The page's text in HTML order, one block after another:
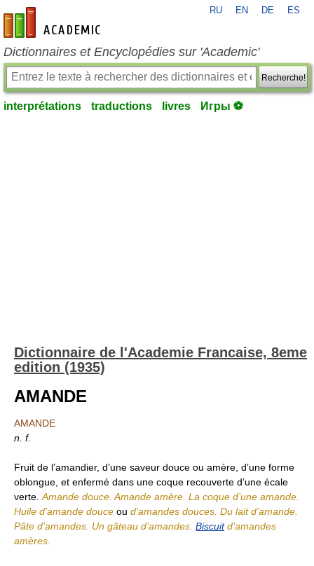
fr-academic.com
RU EN DE ES
Dictionnaires et Encyclopédies sur 'Academic'
Recherche!
interprétations traductions livres Игры ⚽
Dictionnaire de l'Academie Francaise, 8eme
edition (1935)
AMANDE
AMANDE
n. f.
Fruit de l’amandier, d’une saveur douce ou amère, d’une forme
oblongue, et enfermé dans une coque recouverte d’une écale
verte. Amande douce. Amande amère. La coque d’une amande.
Huile d’amande douce ou d’amandes douces. Du lait d’amande.
Pâte d’amandes. Un gâteau d’amandes. Biscuitd’amandes
amères.